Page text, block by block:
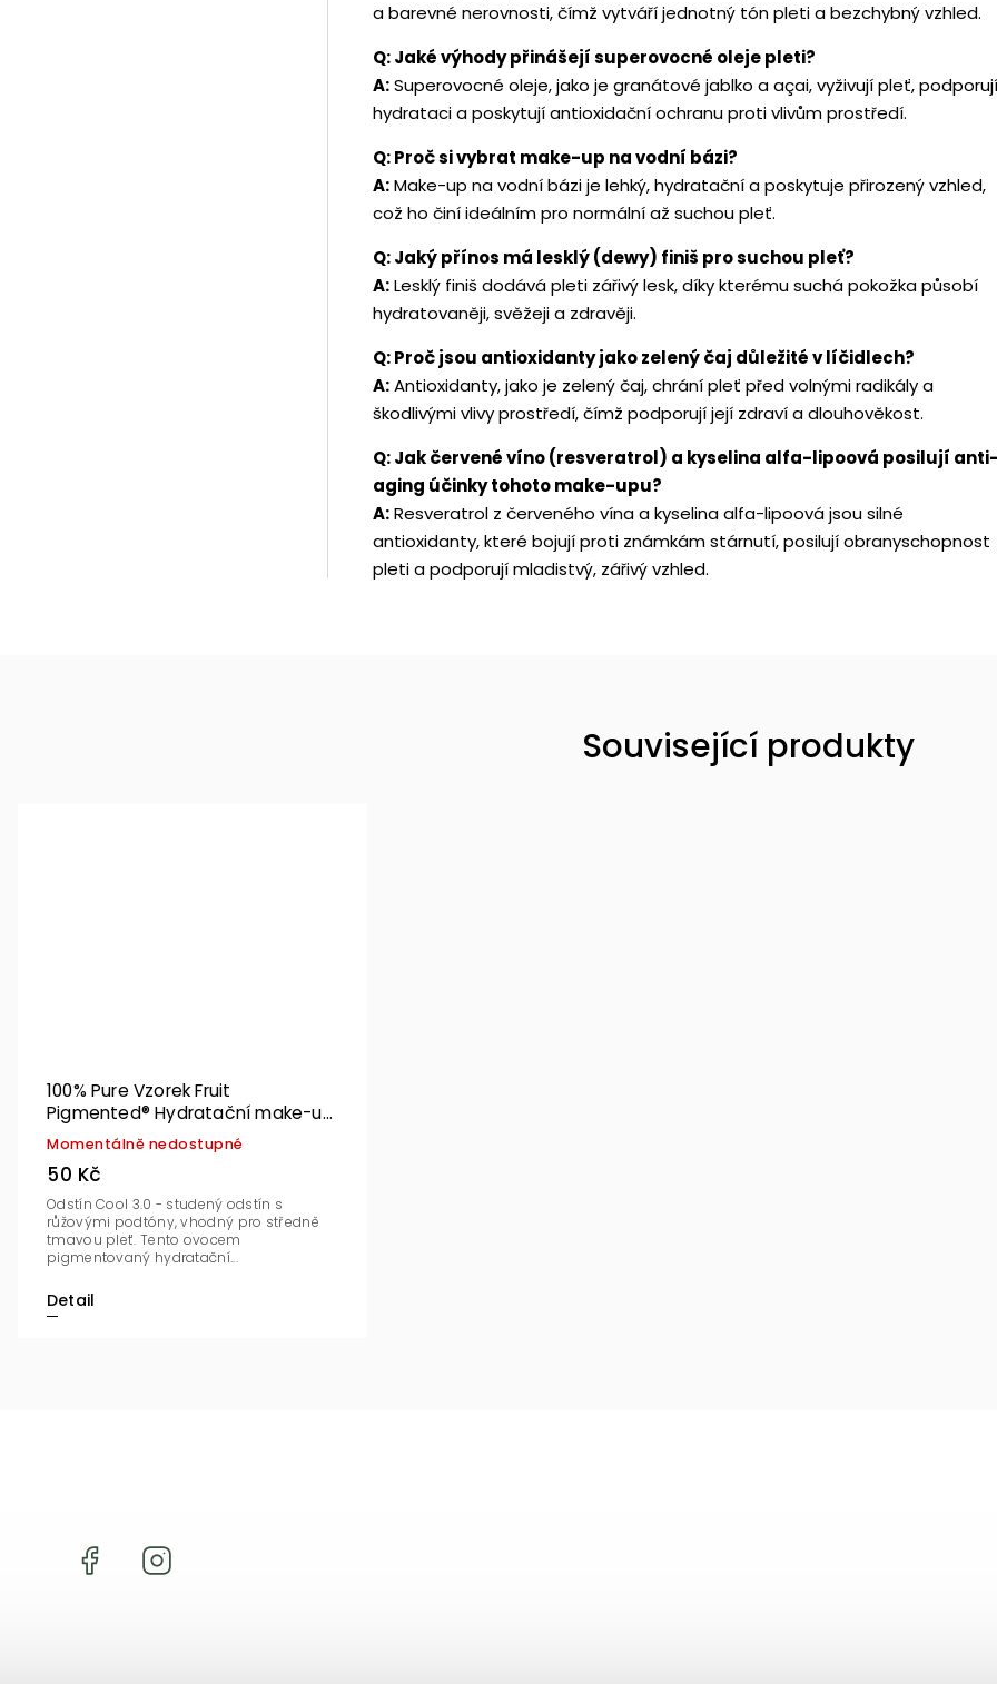
a barevné nerovnosti, čímž vytváří jednotný tón pleti a bezchybný vzhled.
Q: Jaké výhody přinášejí superovocné oleje pleti?
A:Superovocné oleje, jako je granátové jablko a açai, vyživují pleť, podporují
hydrataci a poskytují antioxidační ochranu proti vlivům prostředí.
Q: Proč si vybrat make-up na vodní bázi?
A:Make-up na vodní bázi je lehký, hydratační a poskytuje přirozený vzhled,
což ho činí ideálním pro normální až suchou pleť.
Q: Jaký přínos má lesklý (dewy) finiš pro suchou pleť?
A:Lesklý finiš dodává pleti zářivý lesk, díky kterému suchá pokožka působí
hydratovaněji, svěžeji a zdravěji.
Q: Proč jsou antioxidanty jako zelený čaj důležité v líčidlech?
A:Antioxidanty, jako je zelený čaj, chrání pleť před volnými radikály a
škodlivými vlivy prostředí, čímž podporují její zdraví a dlouhověkost.
Q: Jak červené víno (resveratrol) a kyselina alfa-lipoová posilují
aging účinky tohoto make-upu?
A:Resveratrol z červeného vína a kyselina alfa-lipoová jsou silné
antioxidanty, které bojují proti známkám stárnutí, posilují obranyschopnost
pleti a podporují mladistvý, zářivý vzhled.
Související produkty
100% Pure Vzorek Fruit
Pigmented® Hydratační make-up
Cool 3.0
Momentálně nedostupné
50 Kč
Detail
Odstín Cool 3.0 - studený odstín s
růžovými podtóny, vhodný pro středně
tmavou pleť. Tento ovocem
pigmentovaný hydratační...